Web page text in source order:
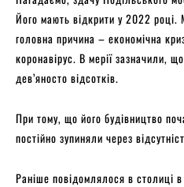
Його мають відкрити у 2022
головна причина – економічна
коронавірус. В мерії зазначили,
дев’яносто відсотків.
При тому, що його будівництво
постійно зупиняли через
Раніше повідомлялося в столиці